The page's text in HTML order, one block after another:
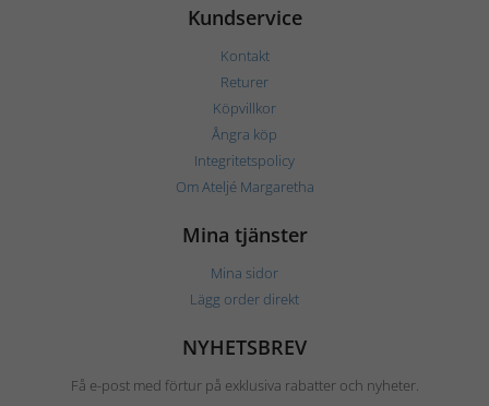
Kundservice
Kontakt
Returer
Köpvillkor
Ångra köp
Integritetspolicy
Om Ateljé Margaretha
Mina tjänster
Mina sidor
Lägg order direkt
NYHETSBREV
Få e-post med förtur på exklusiva rabatter och nyheter.